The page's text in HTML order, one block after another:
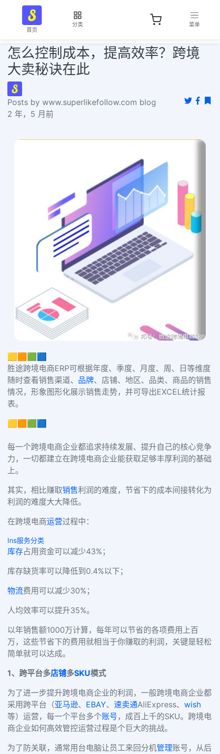
首页
分类 菜单
怎么控制成本，提高效率？跨境
大卖秘诀在此
Posts by www.superlikefollow.com blog
2 年，5 月前
🟨🟧🟩🟦
胜途跨境电商ERP可根据年度、季度、月度、周、日等维度
随时查看销售渠道、 品牌、店铺、地区、品类、商品的销售
情况，形象图形化展示销售走势，并可导出EXCEL统计报
表。
🟨🟧🟩🟦
每一个跨境电商企业都追求持续发展、提升自己的核心竞争
力，一切都建立在跨境电商企业能获取足够丰厚利润的基础
上。
其实，相比赚取销售利润的难度，节省下的成本间接转化为
利润的难度大大降低。
在跨境电商运营过程中：
Ins服务分类
库存占用资金可以减少43%；
库存缺货率可以降低到0.4%以下；
物流费用可以减少30%；
人均效率可以提升35%。
以年销售额1000万计算，每年可以节省的各项费用上百
万，这些节省下的费用就相当于你赚取的利润，关键是轻松
简单就可以达成。
1、跨平台多店铺多SKU模式
为了进一步提升跨境电商企业的利润，一般跨境电商企业都
采用跨平台（亚马逊、 EBAY、 速卖通AliExpress、 wish
等）运营，每一个平台多个账号 ，成百上千的SKU。跨境电
商企业如何高效管控运营过程是个巨大的挑战。
为了防关联，通常用台电脑让员工来回分机管理账号，从后